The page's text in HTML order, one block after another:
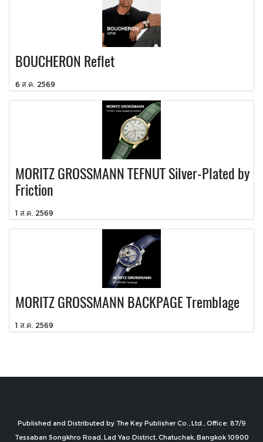
BOUCHERON Reflet
6 ส.ค. 2569
MORITZ GROSSMANN TEFNUT Silver-Plated by
Friction
1 ส.ค. 2569
MORITZ GROSSMANN BACKPAGE Tremblage
1 ส.ค. 2569
Published and Distributed by The Key Publisher Co., Ltd., Office: 87/9
Tessaban Songkhro Road, Lad Yao District, Chatuchak, Bangkok 10900